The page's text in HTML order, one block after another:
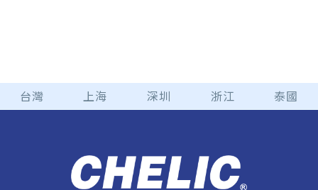
台灣 上海 深圳 浙江 泰國